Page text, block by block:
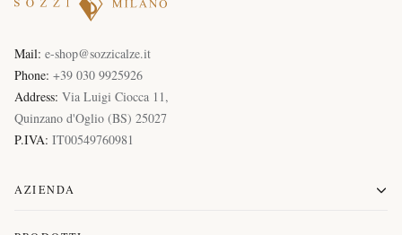
Mail: e-shop@sozzicalze.it
Phone: +39 030 9925926
Address: Via Luigi Ciocca 11,
Quinzano d'Oglio (BS) 25027
P.IVA: IT00549760981
AZIENDA